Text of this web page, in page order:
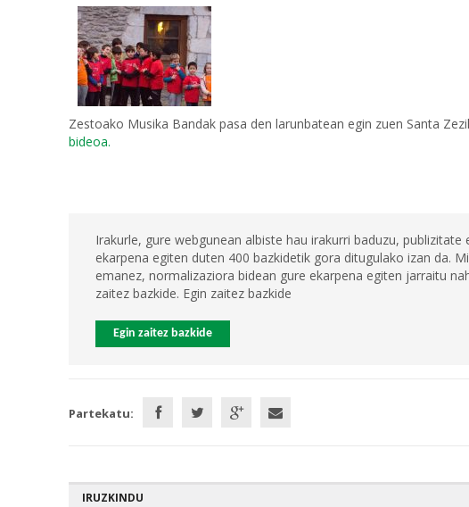
Zestoako Musika Bandak pasa den larunbatean egin zuen Santa
bideoa.
Irakurle, gure webgunean albiste hau irakurri baduzu,
ekarpena egiten duten 400 bazkidetik gora ditugulako izan da.
emanez, normalizaziora bidean gure ekarpena egiten jarraitu
zaitez bazkide. Egin zaitez bazkide
Egin zaitez bazkide
Partekatu:
IRUZKINDU